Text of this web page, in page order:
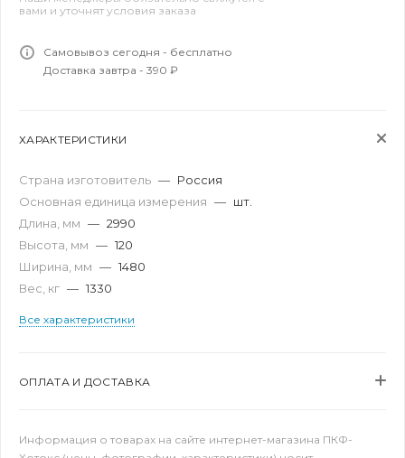
вами и уточнят условия заказа
Самовывоз сегодня - бесплатно
Доставка завтра - 390 ₽
ХАРАКТЕРИСТИКИ
Страна изготовитель — Россия
Основная единица измерения — шт.
Длина, мм — 2990
Высота, мм — 120
Ширина, мм — 1480
Вес, кг — 1330
Все характеристики
ОПЛАТА И ДОСТАВКА
Информация о товарах на сайте интернет-магазина ПКФ-